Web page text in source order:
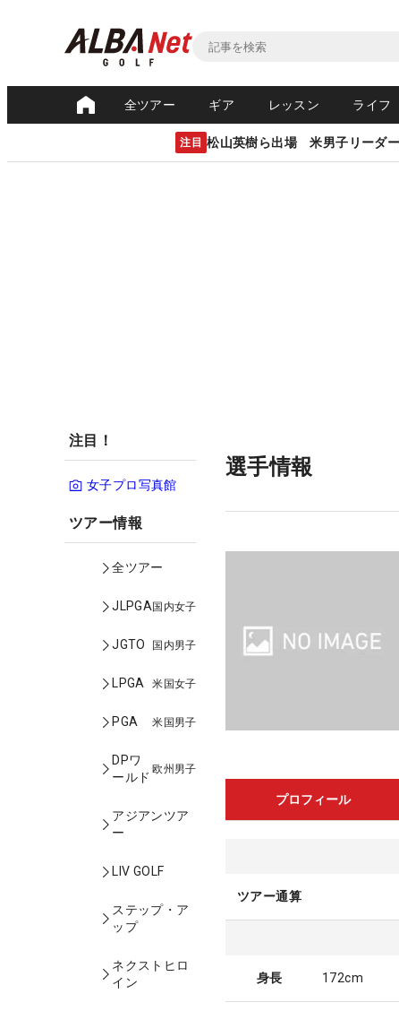
全ツアー ギア レッスン ライフ
注目 松山英樹ら出場 米男子リーダ
注目！
女子プロ写真館
ツアー情報
全ツアー
JLPGA国内女子
JGTO 国内男子
LPGA 米国女子
PGA 米国男子
DPワ
ールド
欧州男子
アジアンツア
ー
LIV GOLF
ステップ・ア
ップ
ネクストヒロ
イン
選手情報
プロフィール
ツアー通算
身長 172cm